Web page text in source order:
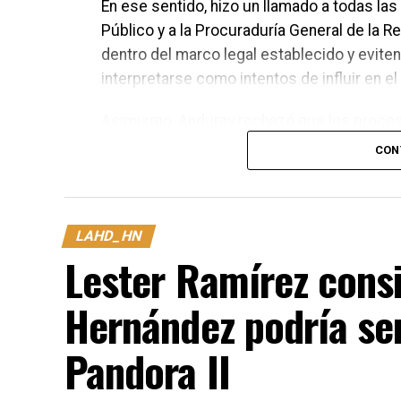
En ese sentido, hizo un llamado a todas
Público y a la Procuraduría General de la
dentro del marco legal establecido y
interpretarse como intentos de influir en
para la unidad del Partido Nacional.
tribunales de justicia, mientras que las
discutirse y definirse en el momento que
LAHD_HN
Lester Ramírez
Hernández podría
Pandora II